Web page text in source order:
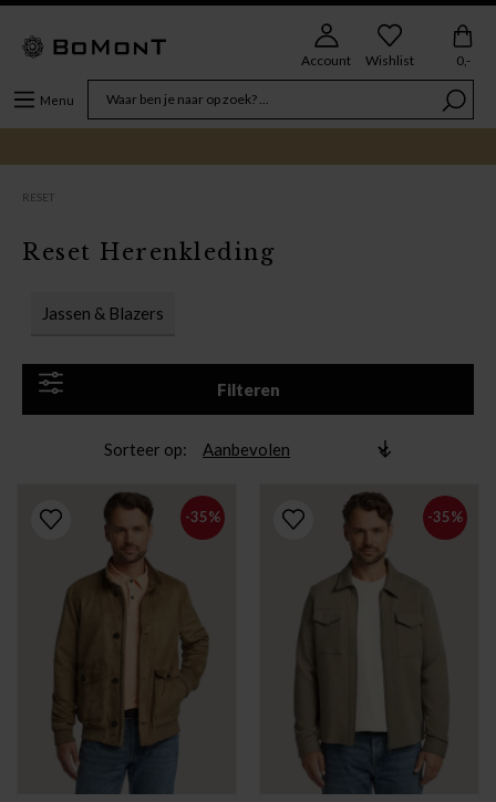
Menu
Account Wishlist 0,-
RESET
Jassen & Blazers
Filteren
Reset Herenkleding
Sorteer op
-35% -35%